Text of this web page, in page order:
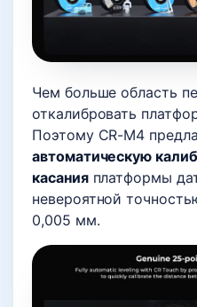
Чем больше область
откалибровать
Поэтому CR-M4
автоматическую
касанияплатформы
невероятной
0,005 мм.